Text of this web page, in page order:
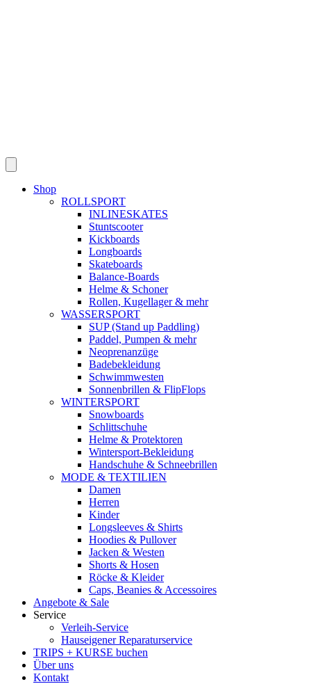
Shop
ROLLSPORT
INLINESKATES
Stuntscooter
Kickboards
Longboards
Skateboards
Balance-Boards
Helme & Schoner
Rollen, Kugellager & mehr
WASSERSPORT
SUP (Stand up Paddling)
Paddel, Pumpen & mehr
Neoprenanzüge
Badebekleidung
Schwimmwesten
Sonnenbrillen & FlipFlops
WINTERSPORT
Snowboards
Schlittschuhe
Helme & Protektoren
Wintersport-Bekleidung
Handschuhe & Schneebrillen
MODE & TEXTILIEN
Damen
Herren
Kinder
Longsleeves & Shirts
Hoodies & Pullover
Jacken & Westen
Shorts & Hosen
Röcke & Kleider
Caps, Beanies & Accessoires
Angebote & Sale
Service
Verleih-Service
Hauseigener Reparaturservice
TRIPS + KURSE buchen
Über uns
Kontakt